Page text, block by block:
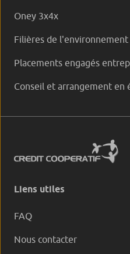
Oney 3x4x
Filières de l'environnement
Placements engagés
Conseil et arrangement en
Liens utiles
FAQ
Nous contacter